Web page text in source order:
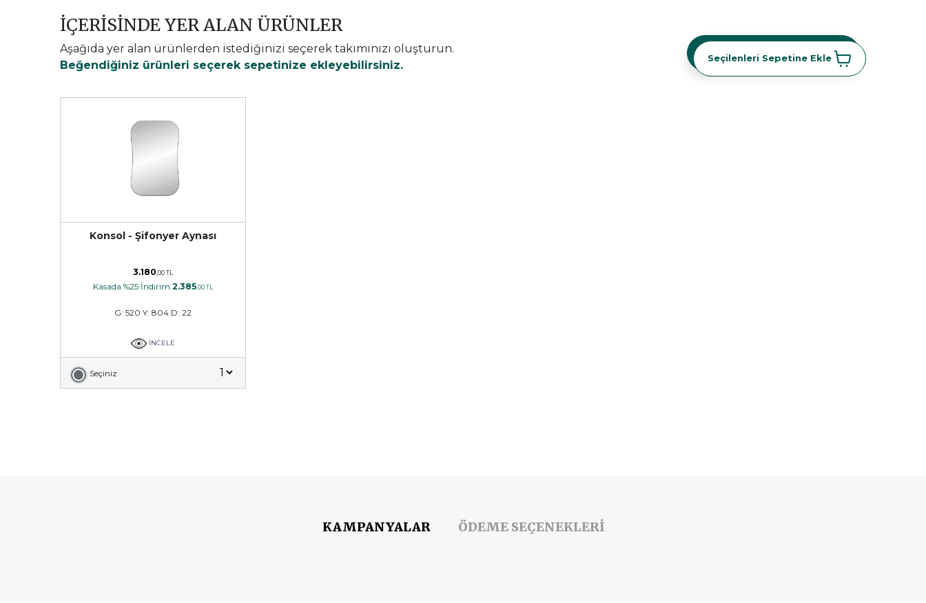
İÇERİSİNDE YER ALAN ÜRÜNLER
Aşağıda yer alan ürünlerden istediğinizi seçerek takımınızı oluşturun.
Beğendiğiniz ürünleri seçerek sepetinize ekleyebilirsiniz.
Seçilenleri Sepetine Ekle
Seçilenleri Sepetine Ekle
Konsol - Şifonyer Aynası
3.180,00 TL
Kasada %25 İndirim 2.385,00 TL
G: 520 Y: 804 D: 22
İNCELE
Seçiniz
KAMPANYALAR ÖDEME SEÇENEKLERİ